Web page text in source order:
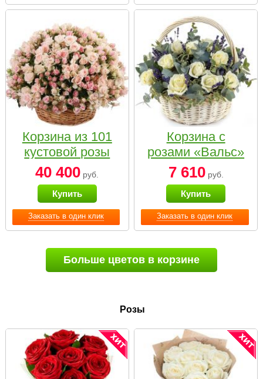
Заказать в один клик
Корзина из 101
кустовой розы
нежных тонов
40 400 руб.
Купить
Заказать в один клик
Корзина с
розами «Вальс»
7 610руб.
Купить
Больше цветов в корзине
Розы